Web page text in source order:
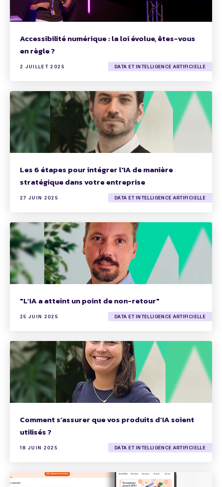
Accessibilité numérique : la loi évolue, êtes-vous
en règle ?
2 JUILLET 2025 DATA ET INTELLIGENCE ARTIFICIELLE
Les 6 étapes pour intégrer l'IA de manière
stratégique dans votre entreprise
27 JUIN 2025 DATA ET INTELLIGENCE ARTIFICIELLE
"L’IA a atteint un point de non-retour"
25 JUIN 2025 DATA ET INTELLIGENCE ARTIFICIELLE
Comment s’assurer que vos produits d’IA soient
utilisés ?
18 JUIN 2025 DATA ET INTELLIGENCE ARTIFICIELLE